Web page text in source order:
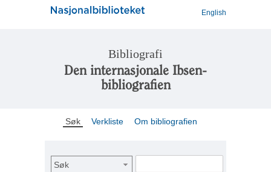
English
Bibliografi
Den internasjonale Ibsen-
bibliografien
Søk Verkliste Om bibliografien
Søk